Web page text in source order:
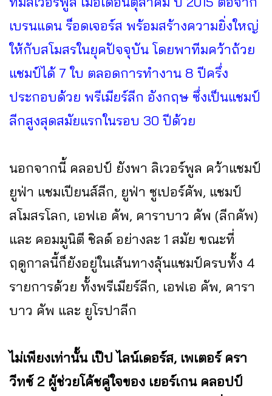
เบรนแดน ร็อดเจอร์ส พร้อมสร้างความยิ่งใหญ่
ให้กับสโมสรในยุคปัจจุบัน โดยพาทีมคว้าถ้วย
แชมป์ได้ 7 ใบ ตลอดการทำงาน 8 ปีครึ่ง
ประกอบด้วย พรีเมียร์ลีก อังกฤษ ซึ่งเป็นแชมป์
ลีกสูงสุดสมัยแรกในรอบ 30 ปีด้วย
นอกจากนี้ คลอปป์ ยังพา ลิเวอร์พูล คว้าแชมป์
ยูฟ่า แชมเปียนส์ลีก, ยูฟ่า ซูเปอร์คัพ, แชมป์
สโมสรโลก, เอฟเอ คัพ, คาราบาว คัพ (ลีกคัพ)
และ คอมมูนิตี ชิลด์ อย่างละ 1 สมัย ขณะที่
ฤดูกาลนี้ก็ยังอยู่ในเส้นทางลุ้นแชมป์ครบทั้ง 4
รายการด้วย ทั้งพรีเมียร์ลีก, เอฟเอ คัพ, คารา
บาว คัพ และ ยูโรปาลีก
ไม่เพียงเท่านั้น เป๊ป ไลน์เดอร์ส, เพเตอร์ ครา
วีทซ์ 2 ผู้ช่วยโค้ชคู่ใจของ เยอร์เกน คลอปป์